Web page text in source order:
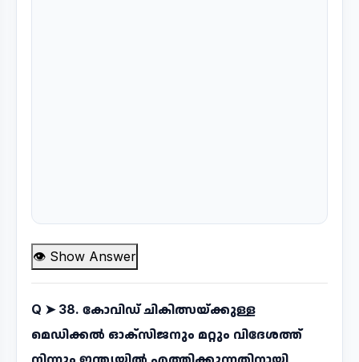
👁 Show Answer
Q ➤ 38. കോവിഡ് ചികിത്സയ്ക്കുള്ള
മെഡിക്കൽ ഓക്സിജനും മറ്റും വിദേശത്ത്